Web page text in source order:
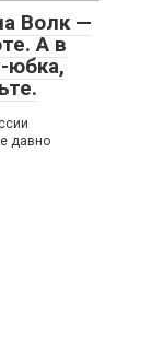
Волк —
А в
юбка,
давно